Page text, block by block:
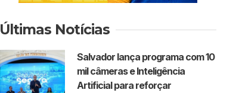
Últimas Notícias
Salvador lança programa com 10
mil câmeras e Inteligência
Artificial para reforçar